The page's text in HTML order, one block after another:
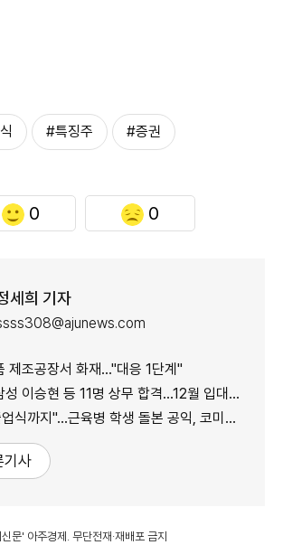
#특징주 #증권
0 0
세희 기자
제조공장서 화재…"대응 1단계"
승현 등 11명 상무 합격…12월 입대해 2028년 6월 전역
지"…근육병 학생 돌본 공익, 코미디언 김규원이었다
기사
문' 아주경제. 무단전재·재배포 금지